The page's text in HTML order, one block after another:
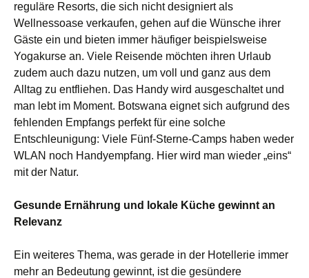
reguläre Resorts, die sich nicht designiert als
Wellnessoase verkaufen, gehen auf die Wünsche ihrer
Gäste ein und bieten immer häufiger beispielsweise
Yogakurse an. Viele Reisende möchten ihren Urlaub
zudem auch dazu nutzen, um voll und ganz aus dem
Alltag zu entfliehen. Das Handy wird ausgeschaltet und
man lebt im Moment. Botswana eignet sich aufgrund des
fehlenden Empfangs perfekt für eine solche
Entschleunigung: Viele Fünf-Sterne-Camps haben weder
WLAN noch Handyempfang. Hier wird man wieder „eins“
mit der Natur.
Gesunde Ernährung und lokale Küche gewinnt an
Relevanz
Ein weiteres Thema, was gerade in der Hotellerie immer
mehr an Bedeutung gewinnt, ist die gesündere